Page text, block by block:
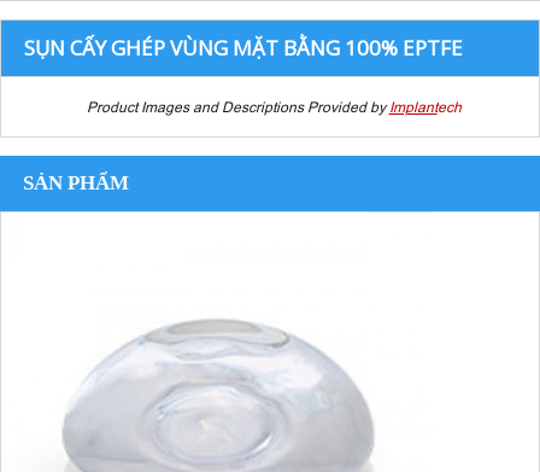
SỤN CẤY GHÉP VÙNG MẶT BẰNG 100% EPTFE
Product Images and Descriptions Provided byImplantech
SẢN PHẨM